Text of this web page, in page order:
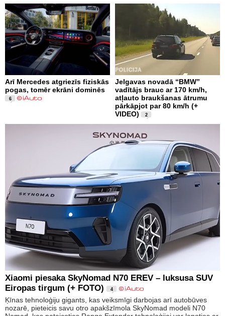
Arī Mercedes atgriezīs fiziskās
pogas, tomēr ekrāni dominēs
6
Jelgavas novadā “BMW”
vadītājs brauc ar 170 km/h,
atļauto braukšanas ātrumu
pārkāpjot par 80 km/h (+
VIDEO)
2
Xiaomi piesaka SkyNomad N70 EREV – luksusa SUV
Eiropas tirgum (+ FOTO)
4
Ķīnas tehnoloģiju gigants, kas veiksmīgi darbojas arī autobūves
nozarē, pieteicis savu otro apakšzīmola SkyNomad modeli N70